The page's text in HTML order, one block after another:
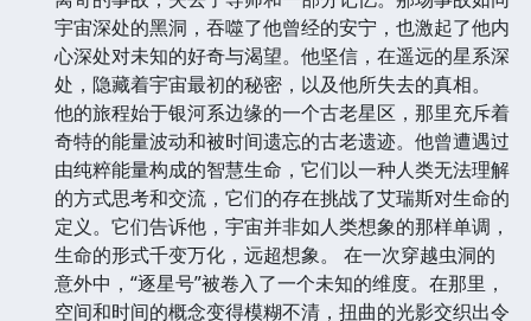
宇宙深处的黑洞，吞噬了他曾经的安宁，也激起了他内
心深处对未知的好奇与渴望。他坚信，在遥远的星系深
处，隐藏着宇宙最初的秘密，以及他所失去的真相。
他的旅程始于银河系边缘的一个古老星区，那里充斥着
奇特的能量波动和被时间遗忘的古老遗迹。他曾遭遇过
由纯粹能量构成的智慧生命，它们以一种人类无法理解
的方式思考和交流，它们的存在挑战了艾瑞斯对生命的
定义。它们告诉他，宇宙并非如人类想象的那样单调，
生命的形式千变万化，远超想象。 在一次穿越虫洞的
意外中，“逐星号”被卷入了一个未知的维度。在那里，
空间和时间的概念变得模糊不清，扭曲的光影交织出令